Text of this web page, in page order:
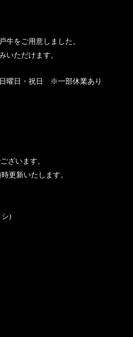
牛をご用意しました。
いただけます。
曜日・祝日 ※一部休業あり
ざいます。
更新いたします。
)